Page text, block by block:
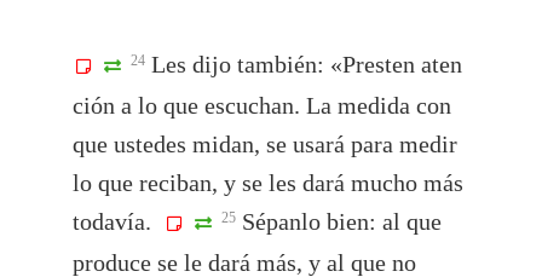
24 Les dijo también: «Presten aten
ción a lo que escuchan. La medida con
que ustedes midan, se usará para medir
lo que reciban, y se les dará mucho más
todavía.
25 Sépanlo bien: al que
produce se le dará más, y al que no